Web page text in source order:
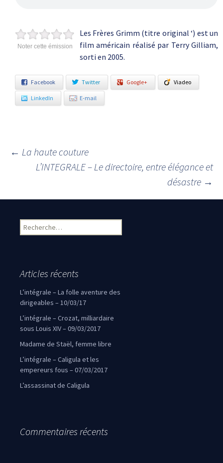
Noter cette émission
Les Frères Grimm (titre original ‘) est un
film américain réalisé par Terry Gilliam,
sorti en 2005.
Facebook Twitter Google+ Viadeo
LinkedIn E-mail
Navigation des articles
← La haute couture
L’INTEGRALE – Le directoire, entre élégance et
désastre →
Rechercher :
Articles récents
L’intégrale – La folle aventure des
dirigeables – 10/03/17
L’intégrale – Crozat, milliardaire
sous Louis XIV – 09/03/2017
Madame de Staël, femme libre
L’intégrale – Caligula et les
empereurs fous – 07/03/2017
L’assassinat de Caligula
Commentaires récents